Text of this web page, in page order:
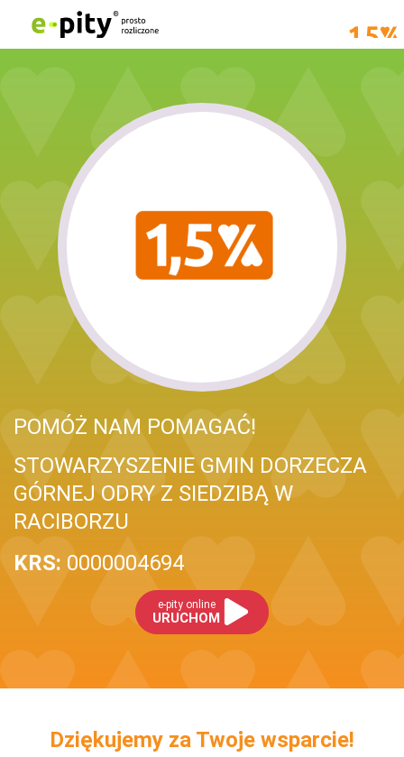
POMÓŻ NAM POMAGAĆ!
STOWARZYSZENIE GMIN DORZECZA
GÓRNEJ ODRY Z SIEDZIBĄ W
RACIBORZU
KRS: 0000004694
e-pity online
URUCHOM
Dziękujemy za Twoje wsparcie!